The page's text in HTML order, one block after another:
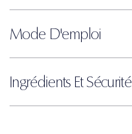
Mode D'emploi
Ingrédients Et Sécurité